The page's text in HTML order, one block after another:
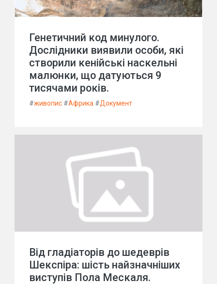
Генетичний код минулого.
Дослідники виявили особи, які
створили кенійські наскельні
малюнки, що датуються 9
тисячами років.
#живопис #Африка #Документ
Від гладіаторів до шедеврів
Шекспіра: шість найзначніших
виступів Пола Мескаля.